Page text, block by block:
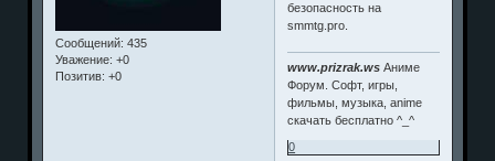
Сообщений: 435
Уважение: +0
Позитив: +0
безопасность на
smmtg.pro.
www.prizrak.ws Аниме
Форум. Софт, игры,
фильмы, музыка, anime
скачать бесплатно ^_^
0